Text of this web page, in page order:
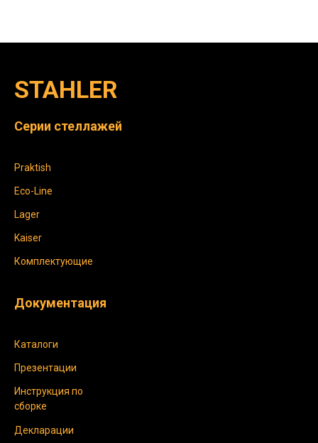
Серии стеллажей
STAHLER
Каталоги
Инструкция по
сборке
Praktish
Eco-Line
Lager
Kaiser
Комплектующие
Декларации
Презентации
Документация